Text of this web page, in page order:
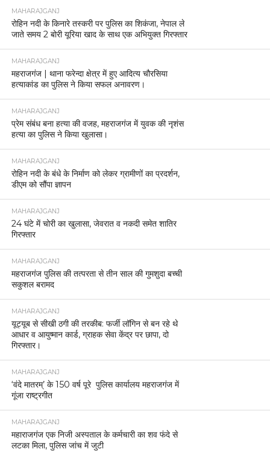
MAHARAJGANJ
रोहिन नदी के किनारे तस्करी पर पुलिस का शिकंजा, नेपाल ले
जाते समय 2 बोरी यूरिया खाद के साथ एक अभियुक्त गिरफ्तार
MAHARAJGANJ
महराजगंज | थाना फरेन्दा क्षेत्र में हुए आदित्य चौरसिया
हत्याकांड का पुलिस ने किया सफल अनावरण।
MAHARAJGANJ
प्रेम संबंध बना हत्या की वजह, महराजगंज में युवक की नृशंस
हत्या का पुलिस ने किया खुलासा।
MAHARAJGANJ
रोहिन नदी के बंधे के निर्माण को लेकर ग्रामीणों का प्रदर्शन,
डीएम को सौंपा ज्ञापन
MAHARAJGANJ
24 घंटे में चोरी का खुलासा, जेवरात व नकदी समेत शातिर
गिरफ्तार
MAHARAJGANJ
महराजगंज पुलिस की तत्परता से तीन साल की गुमशुदा बच्ची
सकुशल बरामद
MAHARAJGANJ
यूट्यूब से सीखी ठगी की तरकीब: फर्जी लॉगिन से बन रहे थे
आधार व आयुष्मान कार्ड, ग्राहक सेवा केंद्र पर छापा, दो
गिरफ्तार।
MAHARAJGANJ
‘वंदे मातरम्’ के 150 वर्ष पूरे पुलिस कार्यालय महराजगंज में
गूंजा राष्ट्रगीत
MAHARAJGANJ
महाराजगंज एक निजी अस्पताल के कर्मचारी का शव फंदे से
लटका मिला, पुलिस जांच में जुटी